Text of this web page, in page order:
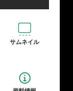
サムネイル